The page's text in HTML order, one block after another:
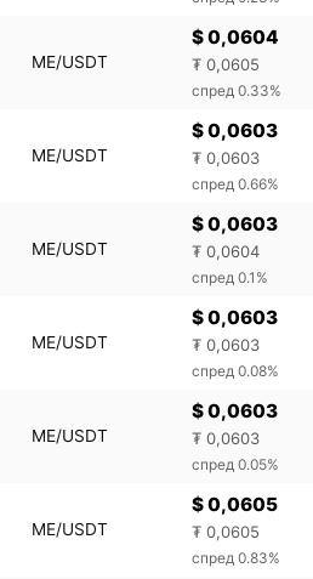
ME/USDT
$ 0,0604
₮ 0,0605
спред 0.33%
ME/USDT
$ 0,0603
₮ 0,0603
спред 0.66%
ME/USDT
$ 0,0603
₮ 0,0604
спред 0.1%
ME/USDT
$ 0,0603
₮ 0,0603
спред 0.08%
ME/USDT
$ 0,0603
₮ 0,0603
спред 0.05%
ME/USDT
$ 0,0605
₮ 0,0605
спред 0.83%